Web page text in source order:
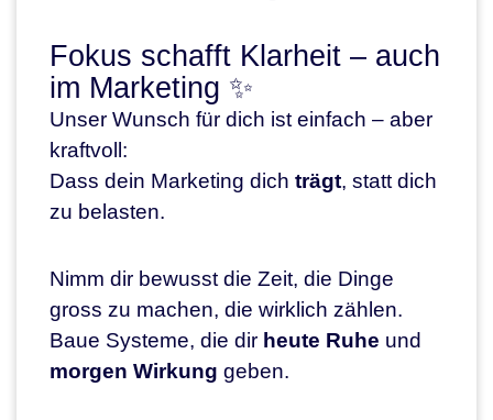
Fokus schafft Klarheit – auch
im Marketing ✨
Unser Wunsch für dich ist einfach – aber
kraftvoll:
Dass dein Marketing dich trägt, statt dich
zu belasten.
Nimm dir bewusst die Zeit, die Dinge
gross zu machen, die wirklich zählen.
Baue Systeme, die dir heute Ruhe und
morgen Wirkung geben.